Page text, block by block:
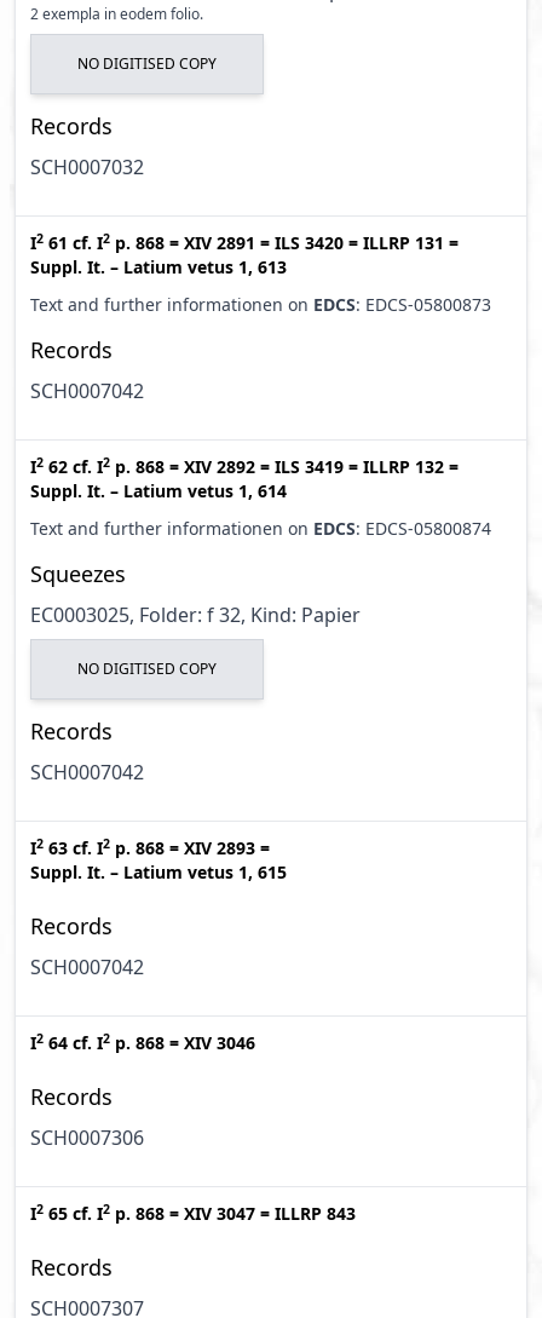
2 exempla in eodem folio.
NO DIGITISED COPY
Records
SCH0007032
I2 61 cf. I2 p. 868 = XIV 2891 = ILS 3420 = ILLRP 131 =
Suppl. It. – Latium vetus 1, 613
Text and further informationen on EDCS: EDCS-05800873
Records
SCH0007042
I2 62 cf. I2 p. 868 = XIV 2892 = ILS 3419 = ILLRP 132 =
Suppl. It. – Latium vetus 1, 614
Text and further informationen on EDCS: EDCS-05800874
Squeezes
EC0003025, Folder: f 32, Kind: Papier
NO DIGITISED COPY
Records
SCH0007042
I2 63 cf. I2 p. 868 = XIV 2893 =
Suppl. It. – Latium vetus 1, 615
Records
SCH0007042
I2 64 cf. I2 p. 868 = XIV 3046
Records
SCH0007306
I2 65 cf. I2 p. 868 = XIV 3047 = ILLRP 843
Records
SCH0007307